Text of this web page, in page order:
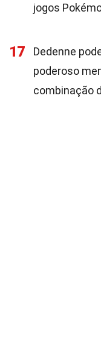
jogos
17
Dedenne
poderoso
combinação